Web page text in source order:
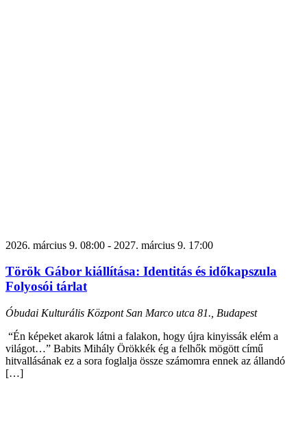
2026. március 9. 08:00 - 2027. március 9. 17:00
Török Gábor kiállítása: Identitás és időkapszula
Folyosói tárlat
Óbudai Kulturális KözpontSan Marco utca 81., Budapest
“Én képeket akarok látni a falakon, hogy újra kinyissák elém a
világot…” Babits Mihály Örökkék ég a felhők mögött című
hitvallásának ez a sora foglalja össze számomra ennek az állandó
[…]